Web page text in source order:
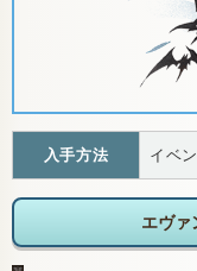
入手方法 イベ
エヴァ